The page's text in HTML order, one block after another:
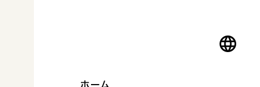
ホーム